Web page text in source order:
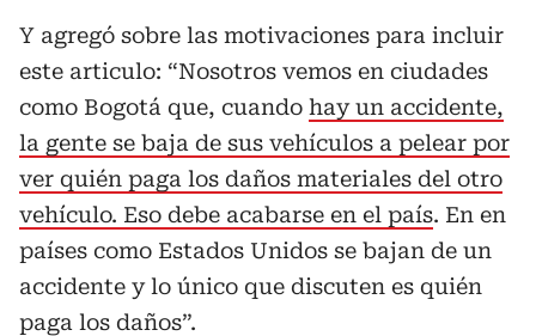
Y agregó sobre las motivaciones para incluir
este articulo: “Nosotros vemos en ciudades
como Bogotá que, cuando hay un accidente,
la gente se baja de sus vehículos a pelear por
ver quién paga los daños materiales del otro
vehículo. Eso debe acabarse en el país. En en
países como Estados Unidos se bajan de un
accidente y lo único que discuten es quién
paga los daños”.